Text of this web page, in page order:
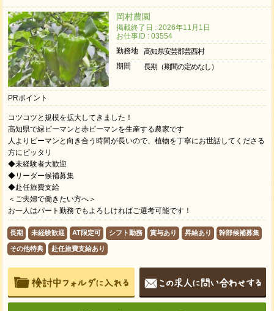
岡村農園
掲載終了日 : 2026年11月1日
お仕事ID : 03554
勤務地
高知県安芸郡芸西村
期間
長期（期間の定めなし）
PRポイント
コツコツと規模を拡大してきました！
高知県で緑ピーマンと赤ピーマンを生産する農家です
人よりピーマンと向き合う時間が長いので、植物を丁寧にお世話してくださる
方にピッタリ
◆未経験者大歓迎
◆リーダー候補募集
◆赴任旅費支給
＜ご夫婦で働きたい方へ＞
お一人はパート勤務でもよろしければご選考可能です！
長期 未経験歓迎 AT限定可 シフト勤務 賞与あり 昇給あり 幹部候補募集
その他特典 赴任旅費支給あり